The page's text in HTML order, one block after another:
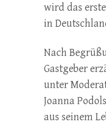
wird das
in
Nach
Gastgeber
unter
Joanna
aus seinem